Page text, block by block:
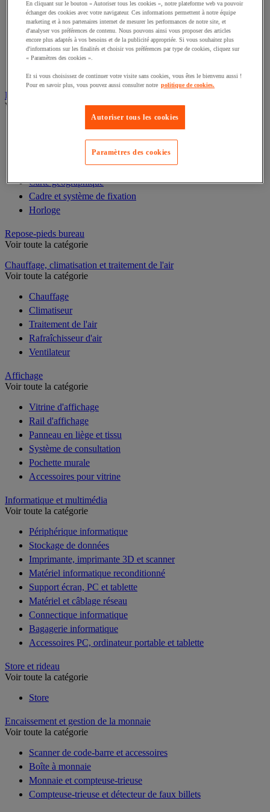
Reliure
Plieuse
Plastifieuse et pochette
Calculatrice et calculatrice imprimante
Découpe
Décoration
Voir toute la catégorie
Vitrine d'exposition
Décoration de fêtes
Film adhésif pour vitre
Plante artificielle pour bureau
Carte géographique
Cadre et système de fixation
Horloge
Repose-pieds bureau
Voir toute la catégorie
Chauffage, climatisation et traitement de l'air
Voir toute la catégorie
Chauffage
Climatiseur
Traitement de l'air
Rafraîchisseur d'air
Ventilateur
Affichage
Voir toute la catégorie
Vitrine d'affichage
Rail d'affichage
Panneau en liège et tissu
Système de consultation
Pochette murale
Accessoires pour vitrine
Informatique et multimédia
Voir toute la catégorie
Périphérique informatique
Stockage de données
Imprimante, imprimante 3D et scanner
Matériel informatique reconditionné
Support écran, PC et tablette
Matériel et câblage réseau
Connectique informatique
Bagagerie informatique
Accessoires PC, ordinateur portable et tablette
Store et rideau
Voir toute la catégorie
Store
Encaissement et gestion de la monnaie
Voir toute la catégorie
Scanner de code-barre et accessoires
Boîte à monnaie
Monnaie et compteuse-trieuse
Compteuse-trieuse et détecteur de faux billets
En cliquant sur le bouton « Autoriser tous les cookies », notre plateforme web va pouvoir
échanger des cookies avec votre navigateur. Ces informations permettent à notre équipe
marketing et à nos partenaires internet de mesurer les performances de notre site, et
d'analyser vos préférences de contenu. Nous pouvons ainsi vous proposer des articles
encore plus adaptés à vos besoins et de la publicité appropriée. Si vous souhaitez plus
d'informations sur les finalités et choisir vos préférences par type de cookies, cliquez sur
« Paramètres des cookies ».
Et si vous choisissez de continuer votre visite sans cookies, vous êtes le bienvenu aussi !
Pour en savoir plus, vous pouvez aussi consulter notre politique de cookies.
Autoriser tous les cookies
Paramètres des cookies